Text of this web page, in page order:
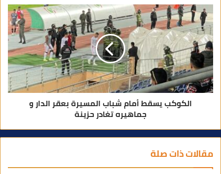
الكوكب يسقط أمام شباب المسيرة بعقر الدار و
جماهيره تغادر حزينة
مقالات ذات صلة